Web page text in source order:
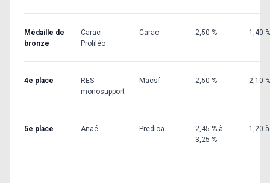
Médaille de
bronze
Carac
Profiléo
Carac 2,50 % 1,40 %
4e place
RES
monosupport
Macsf 2,50 % 2,10 %
5e place Anaé Predica
2,45 % à
3,25 %
1,20